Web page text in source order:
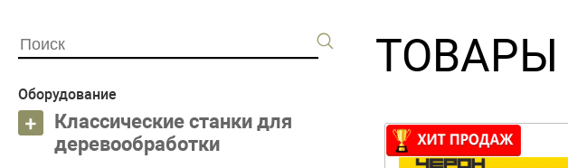
Оборудование
Классические станки для
деревообработки
ТОВАРЫ